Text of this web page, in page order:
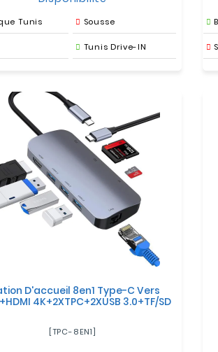
Tunis Sousse
Tunis Drive-IN
D'accueil 8en1 Type-C Vers
4K+2XTPC+2XUSB 3.0+TF/SD
[TPC-8EN1]